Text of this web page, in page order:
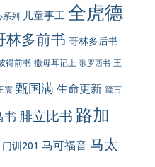
系列 儿童事工 全虎德
林多前书 哥林多后书
得前书 撒母耳记上 歌罗西书 王
震 甄国满生命更新 箴言
书 腓立比书 路加
门训201 马可福音马太